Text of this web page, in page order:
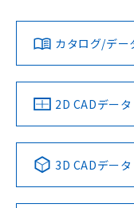
ダウンロードデータ
みください。
ソフトウェアの使用条
対応済み
中国 RoHS 注意
Pb Hg
カタログ/デー
2D CADデータ
3D CADデータ